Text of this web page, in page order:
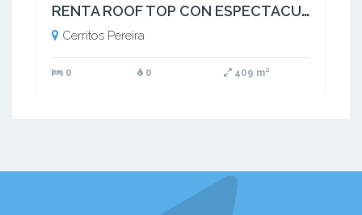
RENTA ROOF TOP CON ESPECTACULAR VISTA ZONA EXCLUSIVA CERRITOS PEREIRA
Cerritos Pereira
0 0 409 m²